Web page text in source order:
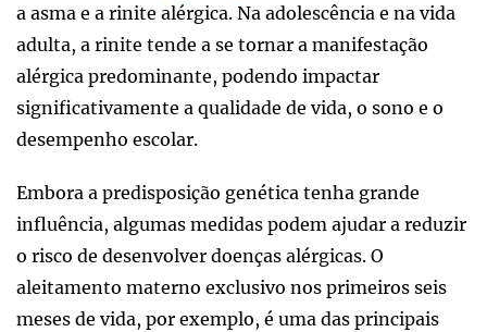
a asma e a rinite alérgica. Na adolescência e na vida
adulta, a rinite tende a se tornar a manifestação
alérgica predominante, podendo impactar
significativamente a qualidade de vida, o sono e o
desempenho escolar.
Embora a predisposição genética tenha grande
influência, algumas medidas podem ajudar a reduzir
o risco de desenvolver doenças alérgicas. O
aleitamento materno exclusivo nos primeiros seis
meses de vida, por exemplo, é uma das principais